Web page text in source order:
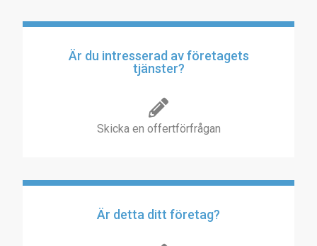
Är du intresserad av företagets
tjänster?
Skicka en offertförfrågan
Är detta ditt företag?